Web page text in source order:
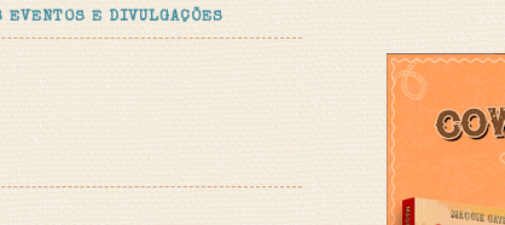
EVENTOS E DIVULGAÇÕES